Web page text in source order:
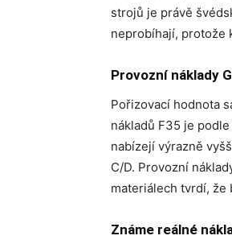
strojů je právě
neprobíhají, protože
Provozní náklady
Pořizovací hodnota
nákladů F35 je
nabízejí výrazně
C/D. Provozní
materiálech tvrdí, že
Známe reálné